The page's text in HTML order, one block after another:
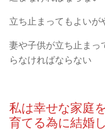
立ち止まってもよいが
妻や子供が立ち止まっ
らなければならない
私は幸せな家庭
育てる為に結婚